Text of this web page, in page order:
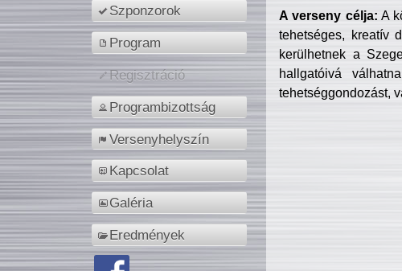
Szponzorok
Program
Regisztráció
Programbizottság
Versenyhelyszín
Kapcsolat
Galéria
Eredmények
A verseny célja: A
tehetséges, kreatív
kerülhetnek a
hallgatóivá
tehetséggondozást,